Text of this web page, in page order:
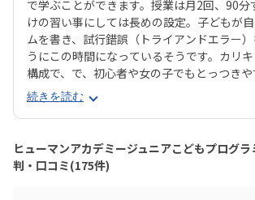
で学ぶことができます。授業は月2回、90分
けの習い事にしては長めの設定。子どもが
ムを書き、試行錯誤（トライアンドエラー
うにこの時間になっているそうです。カリ
構成で、で、初心者や女の子でもとっつき
プログラミングツール「Scratch（スクラッ
て、エンジニアが実際に使用するプログラミ
Script」までステップアップすることがで
クコースではマウス操作など、パソコンの
るので、自宅でまったくパソコンをさわった
さんでも戸惑うことなく授業に入っていける
続きを読む
ヒューマンアカデミージュニアこどもプログ
判・口コミ(175件)